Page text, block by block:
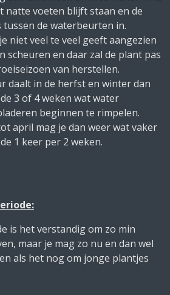
natte voeten blijft staan en de
de waterbeurten in.
niet veel te veel geeft aangezien
scheuren en daar zal de plant pas
van herstellen.
daalt in de herfst en winter dan
3 of 4 weken wat water
beginnen te rimpelen.
april mag je dan weer wat vaker
1 keer per 2 weken.
is het verstandig om zo min
maar je mag zo nu en dan wel
als het nog om jonge plantjes